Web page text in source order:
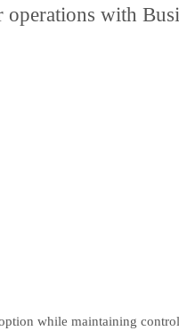
operations with
while maintaining